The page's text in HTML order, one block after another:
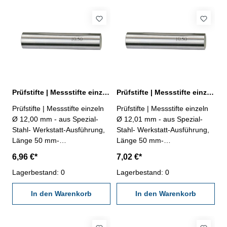
Prüfstifte | Messstifte einzeln Ø 12,00 mm ± 0,002 mm
Prüfstifte | Messstifte einzeln
Ø 12,00 mm - aus Spezial-
Stahl- Werkstatt-Ausführung,
Länge 50 mm-
Behältnis Abmessung: Ø
12,00 mm
6,96 €*
Lagerbestand: 0
In den Warenkorb
Prüfstifte | Messstifte einzeln Ø 12,01 mm ± 0,002 mm
Prüfstifte | Messstifte einzeln
Ø 12,01 mm - aus Spezial-
Stahl- Werkstatt-Ausführung,
Länge 50 mm-
Behältnis Abmessung: Ø
12,01 mm
7,02 €*
Lagerbestand: 0
In den Warenkorb